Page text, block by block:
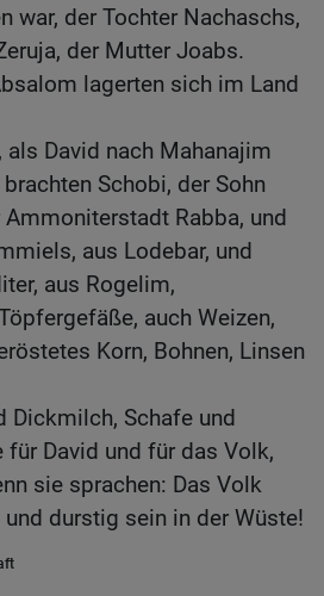
war, der Tochter Nachaschs,
der Mutter Joabs.
lagerten sich im Land
als David nach Mahanajim
Schobi, der Sohn
Rabba, und
aus Lodebar, und
aus Rogelim,
auch Weizen,
Korn, Bohnen, Linsen
Dickmilch, Schafe und
für David und für das Volk,
sie sprachen: Das Volk
durstig sein in der Wüste!